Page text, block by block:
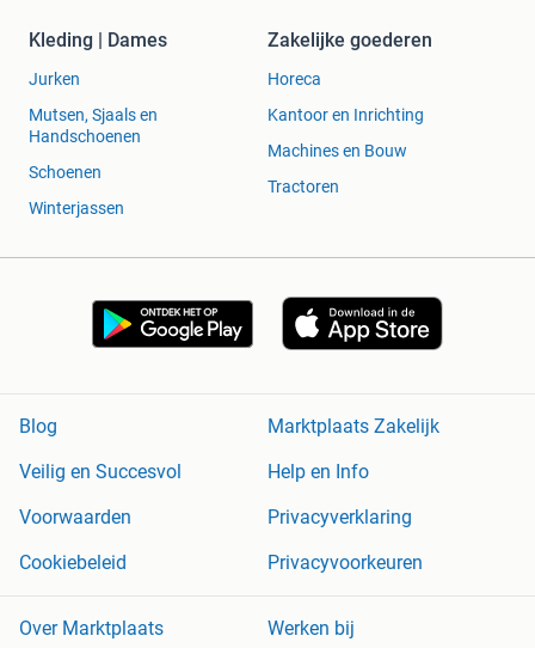
Kleding | Dames
Jurken
Mutsen, Sjaals en
Handschoenen
Schoenen
Winterjassen
Zakelijke goederen
Horeca
Kantoor en Inrichting
Machines en Bouw
Tractoren
Blog
Marktplaats Zakelijk
Veilig en Succesvol
Help en Info
Voorwaarden
Privacyverklaring
Cookiebeleid
Privacyvoorkeuren
Over Marktplaats Werken bij